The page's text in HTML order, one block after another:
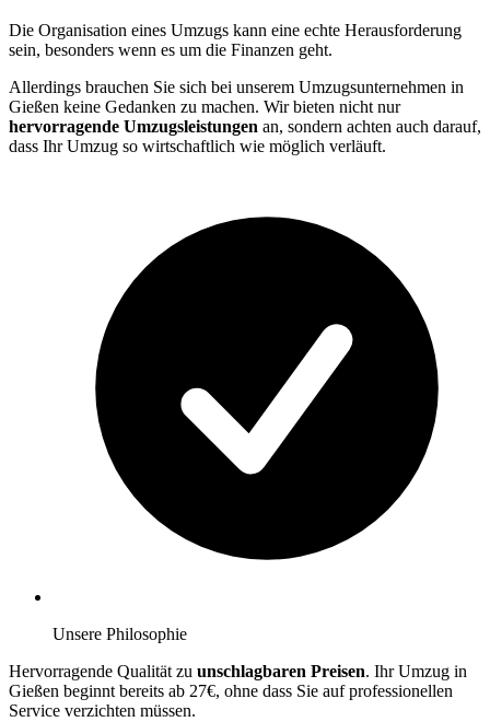
Die Organisation eines Umzugs kann eine echte Herausforderung
sein, besonders wenn es um die Finanzen geht.
Allerdings brauchen Sie sich bei unserem Umzugsunternehmen in
Gießen keine Gedanken zu machen. Wir bieten nicht nur
hervorragende Umzugsleistungen an, sondern achten auch darauf,
dass Ihr Umzug so wirtschaftlich wie möglich verläuft.
Unsere Philosophie
Hervorragende Qualität zu unschlagbaren Preisen. Ihr Umzug in
Gießen beginnt bereits ab 27€, ohne dass Sie auf professionellen
Service verzichten müssen.